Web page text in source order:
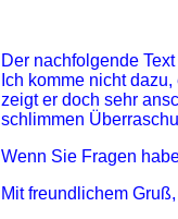
Der nachfolgende
Ich komme nicht
zeigt er doch sehr
schlimmen
Wenn Sie Fragen
Mit freundlichem Gruß,